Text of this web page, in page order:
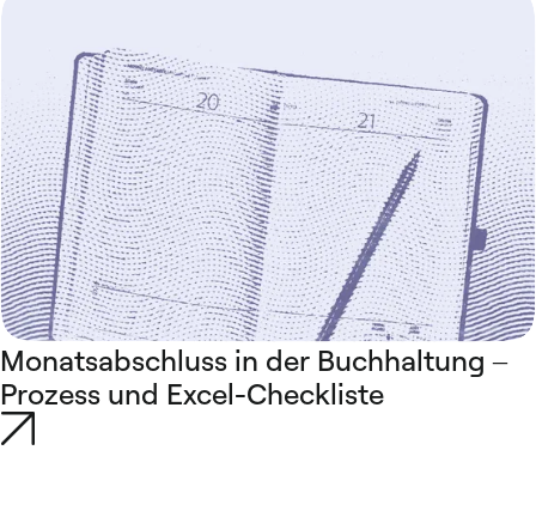
Monatsabschluss in der Buchhaltung –
Prozess und Excel-Checkliste